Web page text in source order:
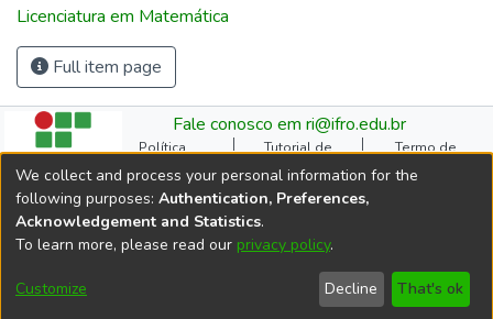
Licenciatura em Matemática
Full item page
Fale conosco em ri@ifro.edu.br
Política
Institucional do RI
Tutorial de
Submissão
Termo de
Autorização
Manual do TCC
Cookie
settings
Ficha
Catalográfica
Estatísticas de
Comitê Gestor do RI
copyright © 2002-2026
LYRASIS
We collect and process your personal information for the
following purposes: Authentication, Preferences,
Acknowledgement and Statistics.
To learn more, please read our privacy policy.
Customize Decline That's ok